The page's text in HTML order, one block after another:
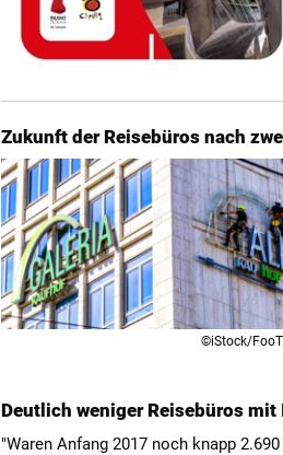
Zukunft der Reisebüros nach
©iStock/
Deutlich weniger Reisebüros
"Waren Anfang 2017 noch knapp